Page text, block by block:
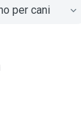
per cani